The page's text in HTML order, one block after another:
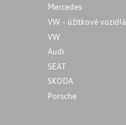
Mercedes
VW - úžitkové vozidlá
VW
Audi
SEAT
SKODA
Porsche